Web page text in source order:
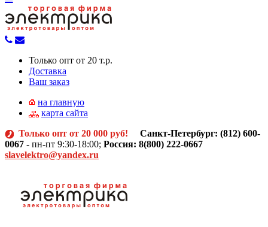
Только опт от 20 т.р.
Доставка
Ваш заказ
на главную
карта сайта
Только опт от 20 000 руб! Санкт-Петербург: (812) 600-
0067 - пн-пт 9:30-18:00; Россия: 8(800) 222-0667
slavelektro@yandex.ru